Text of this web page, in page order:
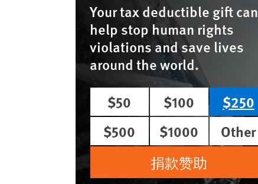
Your tax deductible gift can
help stop human rights
violations and save lives
around the world.
$50
$100
$250
$500
$1000
Other
捐款赞助